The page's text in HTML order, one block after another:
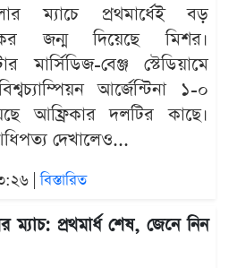
ম্যাচে প্রথমার্ধেই বড়
জন্ম দিয়েছে মিশর।
মার্সিডিজ-বেঞ্জ স্টেডিয়ামে
আর্জেন্টিনা ১-০
আফ্রিকার দলটির কাছে।
দেখালেও...
|বিস্তারিত
ম্যাচ: প্রথমার্ধ শেষ, জেনে নিন